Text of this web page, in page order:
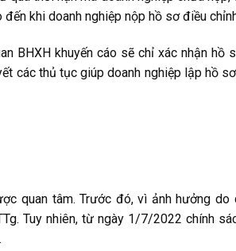
khi doanh nghiệp nộp hồ sơ điều
BHXH khuyến cáo sẽ chỉ xác nhận hồ
các thủ tục giúp doanh nghiệp lập hồ
quan tâm. Trước đó, vì ảnh hưởng do
Tuy nhiên, từ ngày 1/7/2022 chính